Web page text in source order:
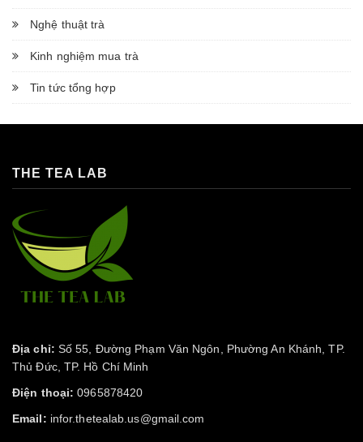
Nghệ thuật trà
Kinh nghiệm mua trà
Tin tức tổng hợp
THE TEA LAB
Địa chỉ: Số 55, Đường Phạm Văn Ngôn, Phường An Khánh, TP.
Thủ Đức, TP. Hồ Chí Minh
Điện thoại: 0965878420
Email: infor.thetealab.us@gmail.com